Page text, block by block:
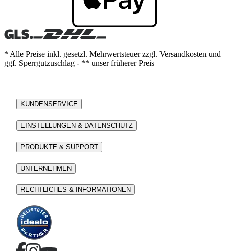
* Alle Preise inkl. gesetzl. Mehrwertsteuer zzgl. Versandkosten und
ggf. Sperrgutzuschlag - ** unser früherer Preis
KUNDENSERVICE
EINSTELLUNGEN & DATENSCHUTZ
PRODUKTE & SUPPORT
UNTERNEHMEN
RECHTLICHES & INFORMATIONEN